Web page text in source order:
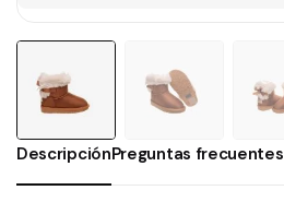
DescripciónPreguntas frecuentes